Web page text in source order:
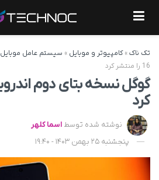
تک ناک»کامپیوتر و موبایل » سیستم عامل موبایل
16 را منتشر کرد
کرد
نوشته شده توسط اسما کلهر
پنجشنبه 25 بهمن 1403 - 19:40